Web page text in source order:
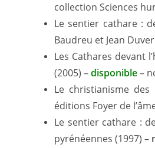
collection Sciences
Le sentier cathare :
Baudreu et Jean
Les Cathares devant
(2005) –disponible–
Le christianisme des
éditions Foyer de
Le sentier cathare :
pyrénéennes (1997) –